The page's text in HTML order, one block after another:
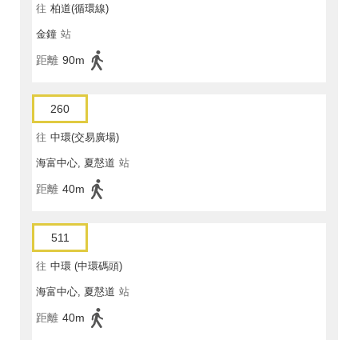
往 柏道(循環線)
金鐘 站
距離 90m
260
往 中環(交易廣場)
海富中心, 夏慤道 站
距離 40m
511
往 中環 (中環碼頭)
海富中心, 夏慤道 站
距離 40m